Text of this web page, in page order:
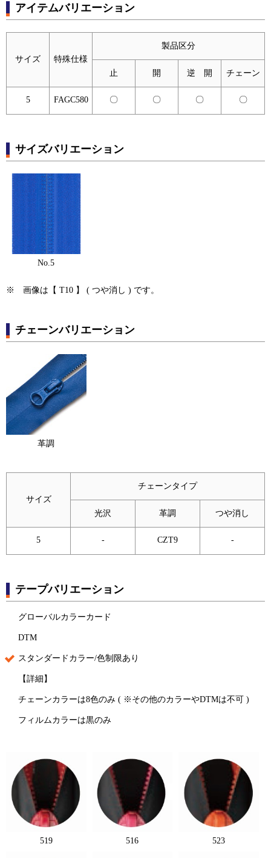
アイテムバリエーション
サイズ 特殊仕様
製品区分
止 開 逆 開 チェーン
5 FAGC580 〇 〇 〇 〇
サイズバリエーション
No.5
※ 画像は【 T10 】 ( つや消し ) です。
チェーンバリエーション
革調
サイズ
チェーンタイプ
光沢 革調 つや消し
5 - CZT9 -
テープバリエーション
グローバルカラーカード
DTM
スタンダードカラー/色制限あり
【詳細】
チェーンカラーは8色のみ ( ※その他のカラーやDTMは不可 )
フィルムカラーは黒のみ
519 516 523